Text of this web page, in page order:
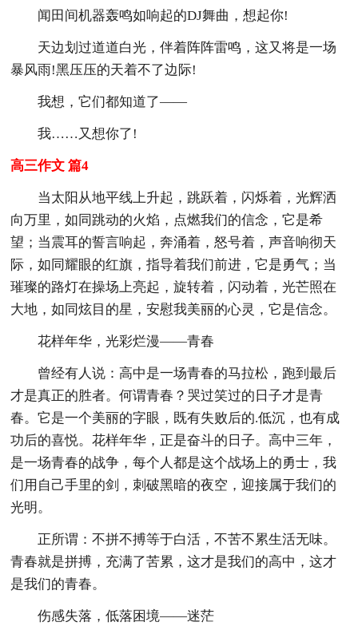
闻田间机器轰鸣如响起的DJ舞曲，想起你!
天边划过道道白光，伴着阵阵雷鸣，这又将是一场
暴风雨!黑压压的天着不了边际!
我想，它们都知道了——
我……又想你了!
高三作文 篇4
当太阳从地平线上升起，跳跃着，闪烁着，光辉洒
向万里，如同跳动的火焰，点燃我们的信念，它是希
望；当震耳的誓言响起，奔涌着，怒号着，声音响彻天
际，如同耀眼的红旗，指导着我们前进，它是勇气；当
璀璨的路灯在操场上亮起，旋转着，闪动着，光芒照在
大地，如同炫目的星，安慰我美丽的心灵，它是信念。
花样年华，光彩烂漫——青春
曾经有人说：高中是一场青春的马拉松，跑到最后
才是真正的胜者。何谓青春？哭过笑过的日子才是青
春。它是一个美丽的字眼，既有失败后的.低沉，也有成
功后的喜悦。花样年华，正是奋斗的日子。高中三年，
是一场青春的战争，每个人都是这个战场上的勇士，我
们用自己手里的剑，刺破黑暗的夜空，迎接属于我们的
光明。
正所谓：不拼不搏等于白活，不苦不累生活无味。
青春就是拼搏，充满了苦累，这才是我们的高中，这才
是我们的青春。
伤感失落，低落困境——迷茫